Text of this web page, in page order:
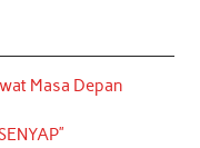
Masa Depan